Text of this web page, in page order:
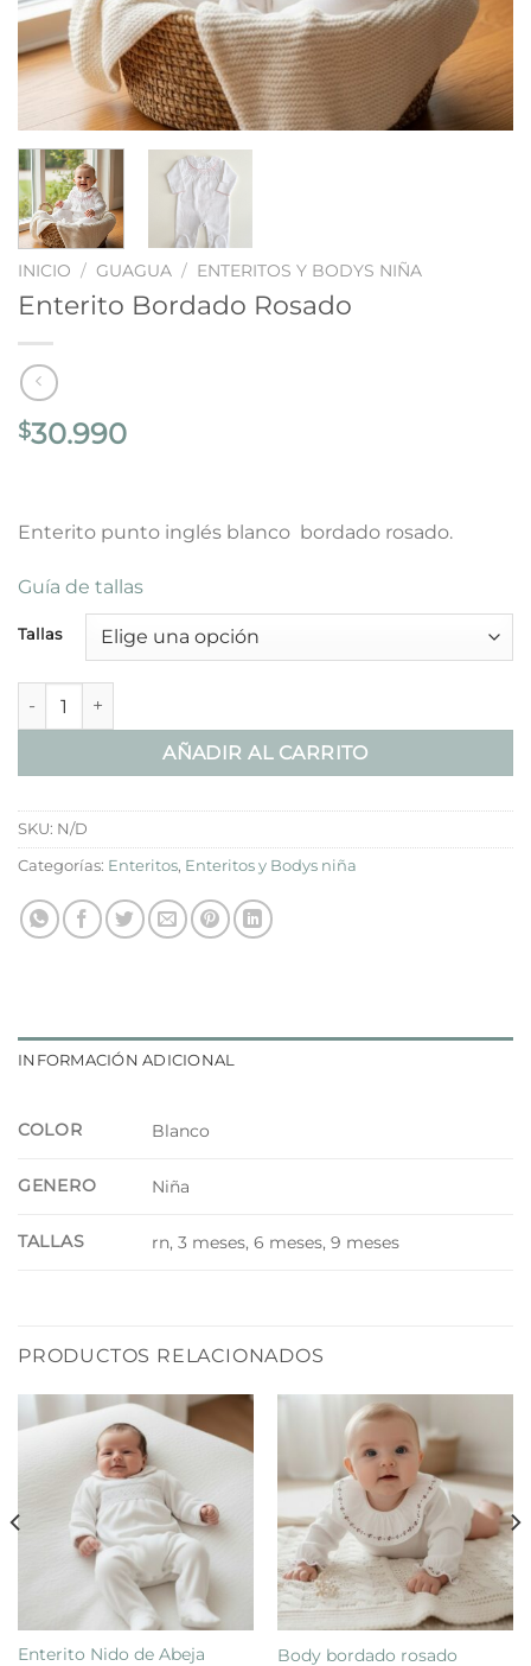
INICIO / GUAGUA / ENTERITOS Y BODYS NIÑA
Enterito Bordado Rosado
$30.990
Enterito punto inglés blanco bordado rosado.
Guía de tallas
Tallas
Enterito Bordado Rosado cantidad
AÑADIR AL CARRITO
SKU: N/D
Categorías: Enteritos, Enteritos y Bodys niña
INFORMACIÓN ADICIONAL
COLOR Blanco
GENERO Niña
TALLAS rn, 3 meses, 6 meses, 9 meses
PRODUCTOS RELACIONADOS
Enterito Nido de Abeja
Body bordado rosado